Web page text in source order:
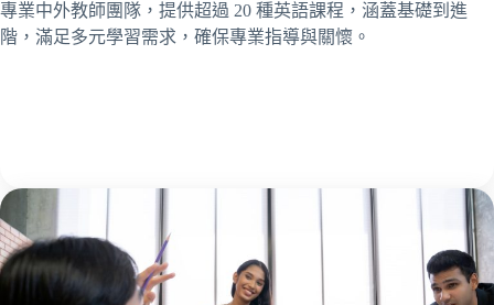
專業中外教師團隊，提供超過 20 種英語課程，涵蓋基礎到進
階，滿足多元學習需求，確保專業指導與關懷。